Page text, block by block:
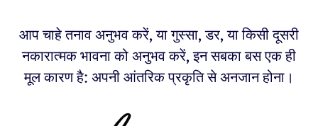
आप चाहे तनाव अनुभव करें, या गुस्सा, डर, या किसी दूसरी
नकारात्मक भावना को अनुभव करें, इन सबका बस एक ही
मूल कारण है: अपनी आंतरिक प्रकृति से अनजान होना।